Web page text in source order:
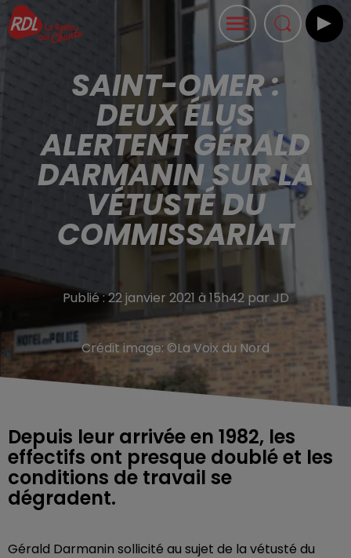
SAINT-OMER :
DEUX ÉLUS
ALERTENT GÉRALD
DARMANIN SUR LA
VÉTUSTÉ DU
COMMISSARIAT
Publié : 22 janvier 2021 à 15h42 par JD
Crédit image: ©La Voix du Nord
Depuis leur arrivée en 1982, les
effectifs ont presque doublé et les
conditions de travail se
dégradent.
Gérald Darmanin sollicité au sujet de la vétusté du